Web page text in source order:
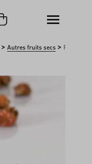
> Autres fruits secs > Physalis